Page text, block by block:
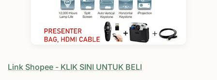
Link Shopee - KLIK SINI UNTUK BELI